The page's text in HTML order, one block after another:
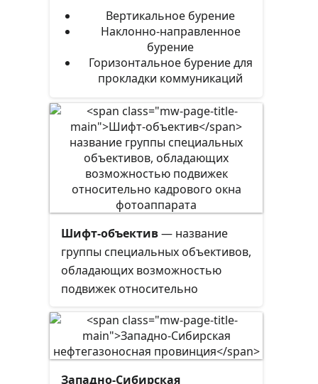
вида бурения:Вертикальное бурение
Наклонно-направленное
бурение
Горизонтальное бурение для
прокладки коммуникаций
Шифт-объектив— название
группы специальных объективов,
обладающих возможностью
подвижек относительно
счёт конструкции оправы и
увеличенной кроющей
способности. В маркировке
Западно-Сибирская